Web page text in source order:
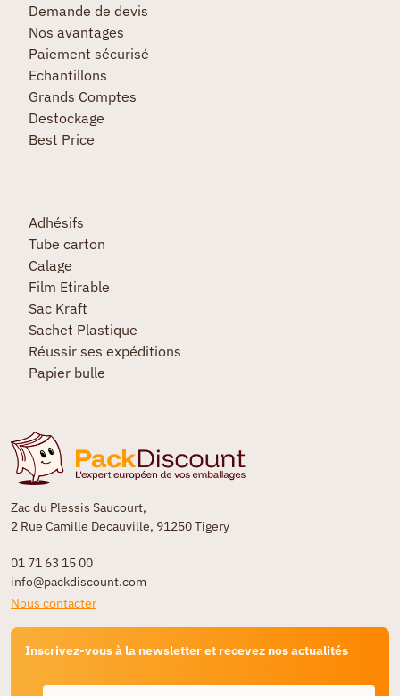
Zac du Plessis Saucourt,
2 Rue Camille Decauville, 91250 Tigery
01 71 63 15 00
info@packdiscount.com
Nous contacter
Inscrivez-vous à la newsletter et recevez nos actualités
Demande de devis
Nos avantages
Paiement sécurisé
Echantillons
Grands Comptes
Destockage
Best Price
Adhésifs
Tube carton
Calage
Film Etirable
Sac Kraft
Sachet Plastique
Réussir ses expéditions
Papier bulle